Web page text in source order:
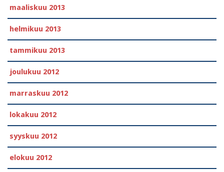
maaliskuu 2013
helmikuu 2013
tammikuu 2013
joulukuu 2012
marraskuu 2012
lokakuu 2012
syyskuu 2012
elokuu 2012